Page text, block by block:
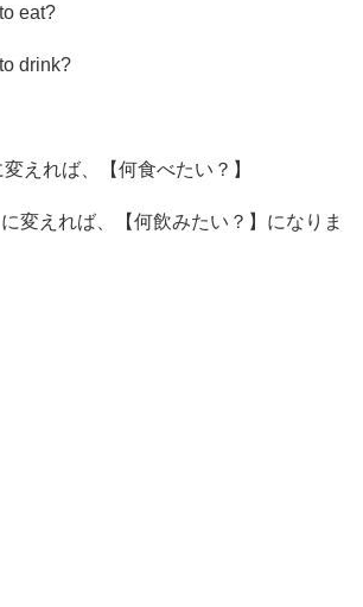
eat?
drink?
変えれば、【何食べたい？】
変えれば、【何飲みたい？】になりま